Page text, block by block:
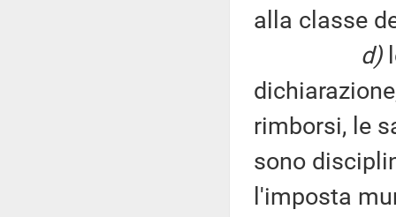
alla classe
d)
rimborsi, le
sono
l'imposta